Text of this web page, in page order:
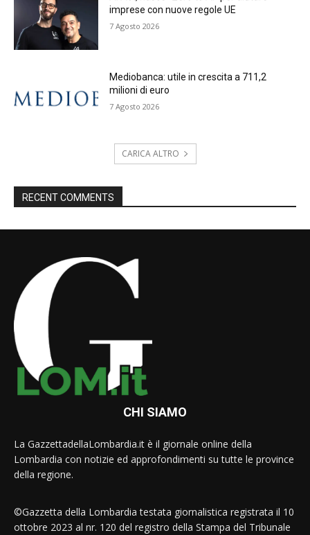
imprese con nuove regole UE
7 Agosto 2026
Mediobanca: utile in crescita a 711,2
milioni di euro
7 Agosto 2026
CARICA ALTRO
RECENT COMMENTS
CHI SIAMO
La GazzettadellaLombardia.it è il giornale online della
Lombardia con notizie ed approfondimenti su tutte le province
della regione.
©Gazzetta della Lombardia testata giornalistica registrata il 10
ottobre 2023 al nr. 120 del registro della Stampa del Tribunale